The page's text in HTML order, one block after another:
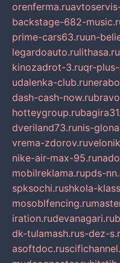
orenferma.ru
backstage-682-
prime-cars63.ruun-
legardoauto.rulithasa.ru
kinozadrot-3.ruqr-
udalenka-club.ru
dash-cash-now.ru
hotteygroup.ru
dveriland73.runis-
vrema-zdorov.ru
nike-air-max-95.ru
mobilreklama.rupds-
spksochi.rushkola-
mosoblfencing.ru
iration.rudevanagari.ru
dk-tulamash.rus-dez-
asoftdoc.ru